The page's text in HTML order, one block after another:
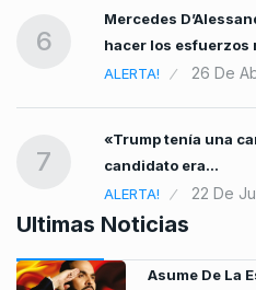
6
Mercedes
hacer los esfuerzos
ALERTA!
26 De
7
«Trump tenía una
candidato era…
ALERTA!
22 De
Ultimas Noticias
Asume De La